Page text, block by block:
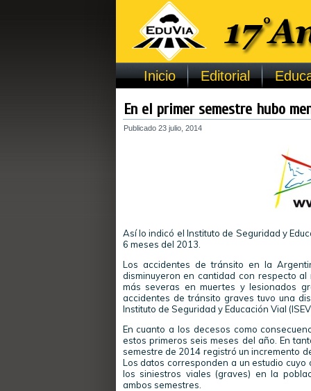
Inicio Editorial
En el primer semestre hubo
Publicado 23 julio, 2014
Así lo indicó el Instituto de Seguridad y
6 meses del 2013.
Los accidentes de tránsito en la
disminuyeron en cantidad con respecto
más severas en muertes y lesionados
accidentes de tránsito graves tuvo una
Instituto de Seguridad y Educación Vial
En cuanto a los decesos como
estos primeros seis meses del año. En
semestre de 2014 registró un incremento
Los datos corresponden a un estudio
los siniestros viales (graves) en la
ambos semestres.